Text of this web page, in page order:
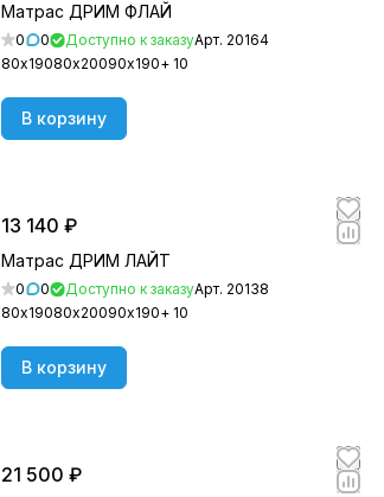
Матрас ДРИМ ФЛАЙ
0 0 Доступно к заказуАрт. 20164
80х19080х20090х190+ 10
В корзину
13 140 ₽
Матрас ДРИМ ЛАЙТ
0 0 Доступно к заказуАрт. 20138
80х19080х20090х190+ 10
В корзину
21 500 ₽